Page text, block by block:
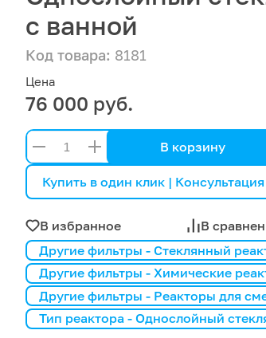
с ванной
Код товара: 8181
Цена
76 000 руб.
В корзину
Купить в один клик | Консультация
В избранное В
Другие фильтры - Стеклянный
Другие фильтры - Химические
Другие фильтры - Реакторы для
Тип реактора - Однослойный